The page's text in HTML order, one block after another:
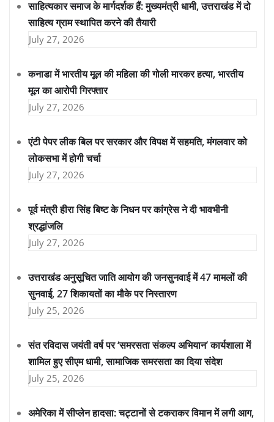
साहित्यकार समाज के मार्गदर्शक हैं: मुख्यमंत्री धामी, उत्तराखंड में दो
साहित्य ग्राम स्थापित करने की तैयारी
July 27, 2026
कनाडा में भारतीय मूल की महिला की गोली मारकर हत्या, भारतीय
मूल का आरोपी गिरफ्तार
July 27, 2026
एंटी पेपर लीक बिल पर सरकार और विपक्ष में सहमति, मंगलवार को
लोकसभा में होगी चर्चा
July 27, 2026
पूर्व मंत्री हीरा सिंह बिष्ट के निधन पर कांग्रेस ने दी भावभीनी
श्रद्धांजलि
July 27, 2026
उत्तराखंड अनुसूचित जाति आयोग की जनसुनवाई में 47 मामलों की
सुनवाई, 27 शिकायतों का मौके पर निस्तारण
July 25, 2026
संत रविदास जयंती वर्ष पर ‘समरसता संकल्प अभियान’ कार्यशाला में
शामिल हुए सीएम धामी, सामाजिक समरसता का दिया संदेश
July 25, 2026
अमेरिका में सीप्लेन हादसा: चट्टानों से टकराकर विमान में लगी आग,